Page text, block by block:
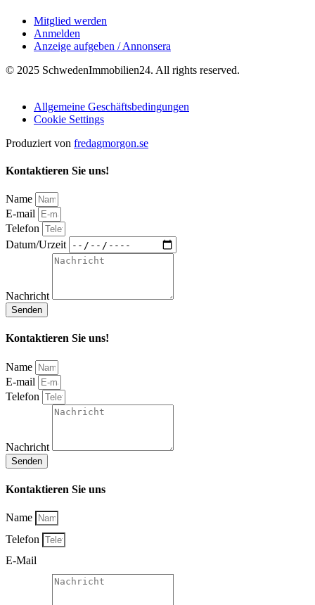
Mitglied werden
Anmelden
Anzeige aufgeben / Annonsera
© 2025 SchwedenImmobilien24. All rights reserved.
Allgemeine Geschäftsbedingungen
Cookie Settings
Produziert von fredagmorgon.se
Kontaktieren Sie uns!
Name
E-mail
Telefon
Datum/Urzeit
Nachricht
Senden
Kontaktieren Sie uns!
Name
E-mail
Telefon
Nachricht
Senden
Kontaktieren Sie uns
Name
Telefon
E-Mail